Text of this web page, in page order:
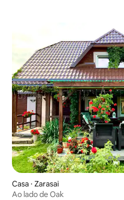
Casa ⋅ Zarasai
Ao lado de Oak